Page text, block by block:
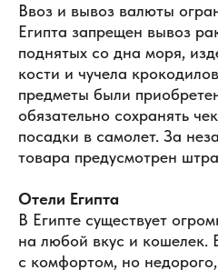
Ввоз и вывоз валюты
Египта запрещен вывоз
поднятых со дна моря,
кости и чучела
предметы были
обязательно сохранять
посадки в самолет. За
товара предусмотрен
Отели Египта
В Египте существует
на любой вкус и кошелек.
с комфортом, но